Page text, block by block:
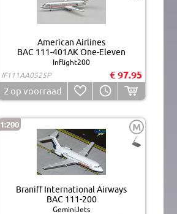
American Airlines
BAC 111-401AK One-Eleven
Inflight200
IF111AA0525P
€ 97.95
2 op voorraad
1:200 M
Braniff International Airways
BAC 111-200
GeminiJets